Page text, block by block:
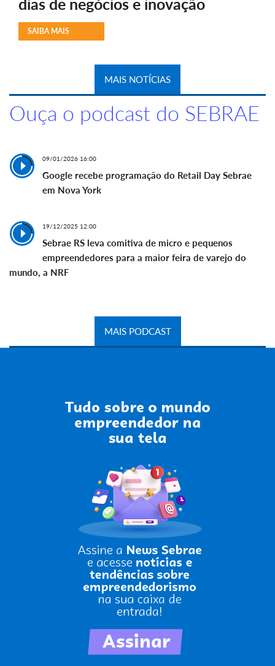
dias de negócios e inovação
SAIBA MAIS
MAIS NOTÍCIAS
Ouça o podcast do SEBRAE
09/01/2026 16:00
Google recebe programação do Retail Day Sebrae
em Nova York
19/12/2025 12:00
Sebrae RS leva comitiva de micro e pequenos
empreendedores para a maior feira de varejo do
mundo, a NRF
MAIS PODCAST